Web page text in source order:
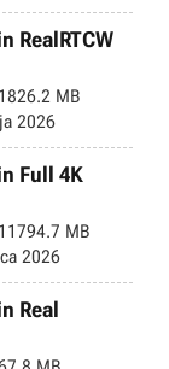
RealRTCW
1826.2 MB
2026
Full 4K
11794.7 MB
2026
Real